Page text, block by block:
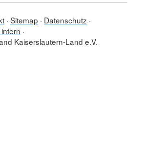
Sitemap
Datenschutz
Kaiserslautern-Land e.V.